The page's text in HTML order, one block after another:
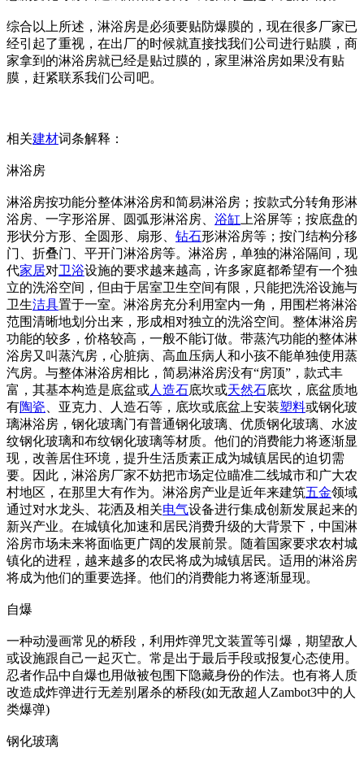
综合以上所述，淋浴房是必须要贴防爆膜的，现在很多厂家已
经引起了重视，在出厂的时候就直接找我们公司进行贴膜，商
家拿到的淋浴房就已经是贴过膜的，家里淋浴房如果没有贴
膜，赶紧联系我们公司吧。
相关建材词条解释：
淋浴房
淋浴房按功能分整体淋浴房和简易淋浴房；按款式分转角形淋
浴房、一字形浴屏、圆弧形淋浴房、 浴缸 上浴屏等；按底盘的
形状分方形、全圆形、扇形、 钻石形淋浴房等；按门结构分移
门、折叠门、平开门淋浴房等。淋浴房，单独的淋浴隔间，现
代家居对卫浴设施的要求越来越高，许多家庭都希望有一个独
立的洗浴空间，但由于居室卫生空间有限，只能把洗浴设施与
卫生洁具置于一室。淋浴房充分利用室内一角，用围栏将淋浴
范围清晰地划分出来，形成相对独立的洗浴空间。整体淋浴房
功能的较多，价格较高，一般不能订做。带蒸汽功能的整体淋
浴房又叫蒸汽房，心脏病、高血压病人和小孩不能单独使用蒸
汽房。与整体淋浴房相比，简易淋浴房没有“房顶”，款式丰
富，其基本构造是底盆或人造石底坎或天然石底坎，底盆质地
有陶瓷 、亚克力、人造石等，底坎或底盆上安装塑料或钢化玻
璃淋浴房，钢化玻璃门有普通钢化玻璃、优质钢化玻璃、水波
纹钢化玻璃和布纹钢化玻璃等材质。他们的消费能力将逐渐显
现，改善居住环境，提升生活质素正成为城镇居民的迫切需
要。因此，淋浴房厂家不妨把市场定位瞄准二线城市和广大农
村地区，在那里大有作为。淋浴房产业是近年来建筑五金领域
通过对水龙头、花洒及相关电气设备进行集成创新发展起来的
新兴产业。在城镇化加速和居民消费升级的大背景下，中国淋
浴房市场未来将面临更广阔的发展前景。随着国家要求农村城
镇化的进程，越来越多的农民将成为城镇居民。适用的淋浴房
将成为他们的重要选择。他们的消费能力将逐渐显现。
自爆
一种动漫画常见的桥段，利用炸弹咒文装置等引爆，期望敌人
或设施跟自己一起灭亡。常是出于最后手段或报复心态使用。
忍者作品中自爆也用做被包围下隐藏身份的作法。也有将人质
改造成炸弹进行无差别屠杀的桥段(如无敌超人Zambot3中的人
类爆弹)
钢化玻璃